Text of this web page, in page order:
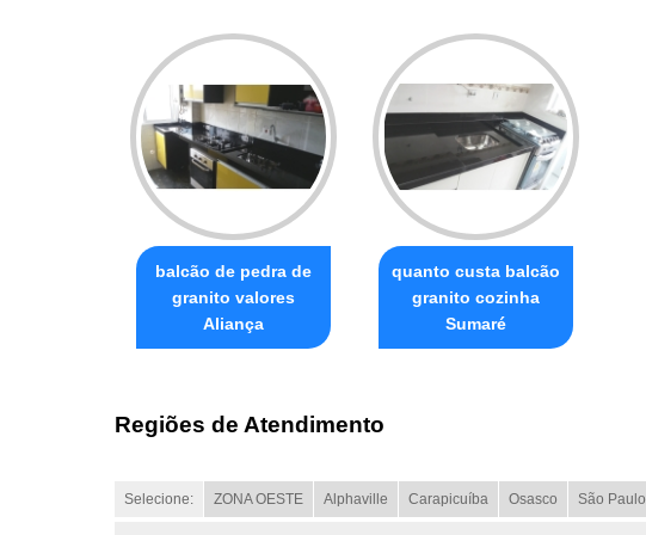
balcão de pedra de
granito valores
Aliança
quanto custa balcão
granito cozinha
Sumaré
Regiões de Atendimento
Selecione: ZONA OESTE Alphaville Carapicuíba Osasco São Paulo